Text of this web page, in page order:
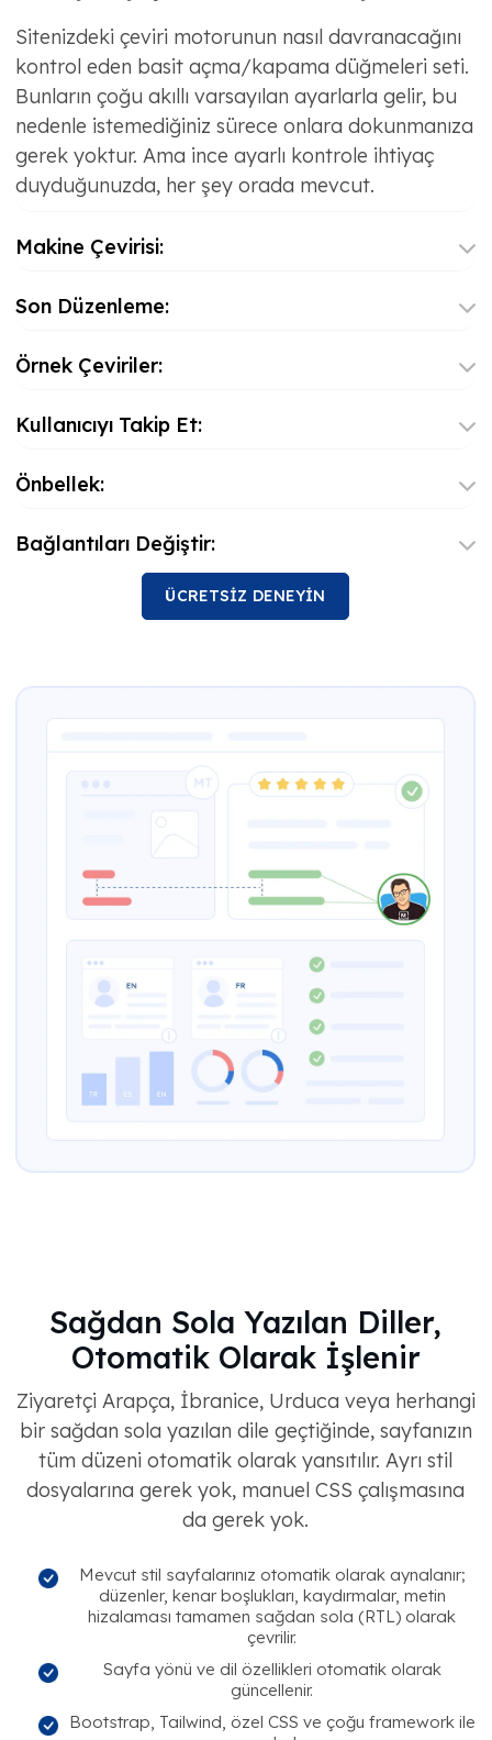
Sitenizdeki çeviri motorunun nasıl davranacağını
kontrol eden basit açma/kapama düğmeleri seti.
Bunların çoğu akıllı varsayılan ayarlarla gelir, bu
nedenle istemediğiniz sürece onlara dokunmanıza
gerek yoktur. Ama ince ayarlı kontrole ihtiyaç
duyduğunuzda, her şey orada mevcut.
Makine Çevirisi:
Son Düzenleme:
Örnek Çeviriler:
Kullanıcıyı Takip Et:
Önbellek:
Bağlantıları Değiştir:
ÜCRETSİZ DENEYİN
Sağdan Sola Yazılan Diller,
Otomatik Olarak İşlenir
Ziyaretçi Arapça, İbranice, Urduca veya herhangi
bir sağdan sola yazılan dile geçtiğinde, sayfanızın
tüm düzeni otomatik olarak yansıtılır. Ayrı stil
dosyalarına gerek yok, manuel CSS çalışmasına
da gerek yok.
Mevcut stil sayfalarınız otomatik olarak aynalanır;
düzenler, kenar boşlukları, kaydırmalar, metin
hizalaması tamamen sağdan sola (RTL) olarak
çevrilir.
Sayfa yönü ve dil özellikleri otomatik olarak
güncellenir.
Bootstrap, Tailwind, özel CSS ve çoğu framework ile